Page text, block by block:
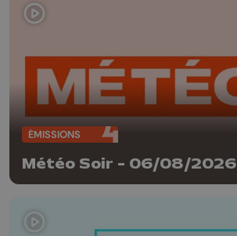
ÉMISSIONS
Météo Soir - 06/08/2026